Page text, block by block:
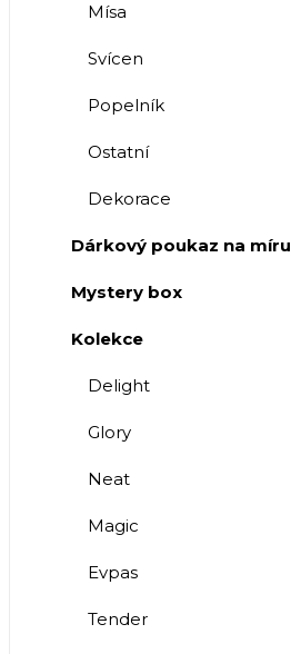
Mísa
Svícen
Popelník
Ostatní
Dekorace
Dárkový poukaz na míru
Mystery box
Kolekce
Delight
Glory
Neat
Magic
Evpas
Tender